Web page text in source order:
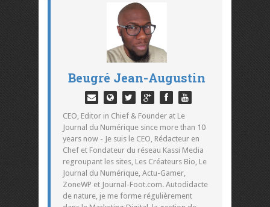
Beugré Jean-Augustin
CEO, Editor in Chief & Founder at Le
Journal du Numérique since more than 10
years now - Je suis le CEO, Rédacteur en
Chef et Fondateur du réseau Kassi Media
regroupant les sites, Les Créateurs Bio, Le
Journal du Numérique, Actu-Gamer,
ZoneWP et Journal-Foot.com. Autodidacte
de nature, je me forme régulièrement